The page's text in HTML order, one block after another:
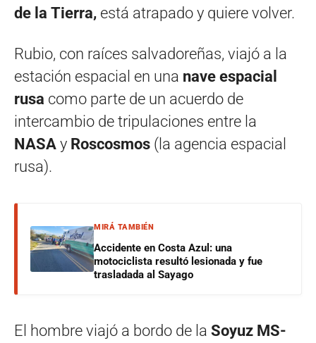
de la Tierra, está atrapado y quiere volver.
Rubio, con raíces salvadoreñas, viajó a la
estación espacial en una nave espacial
rusa como parte de un acuerdo de
intercambio de tripulaciones entre la
NASA y Roscosmos (la agencia espacial
rusa).
MIRÁ TAMBIÉN
Accidente en Costa Azul: una
motociclista resultó lesionada y fue
trasladada al Sayago
El hombre viajó a bordo de la Soyuz MS-